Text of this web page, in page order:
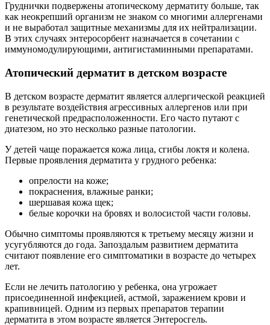
Груднички подвержены атопическому дерматиту больше, так
как неокрепший организм не знаком со многими аллергенами
и не выработал защитные механизмы для их нейтрализации.
В этих случаях энтеросорбент назначается в сочетании с
иммуномодулирующими, антигистаминными препаратами.
Атопический дерматит в детском возрасте
В детском возрасте дерматит является аллергической реакцией
в результате воздействия агрессивных аллергенов или при
генетической предрасположенности. Его часто путают с
диатезом, но это несколько разные патологии.
У детей чаще поражается кожа лица, сгибы локтя и колена.
Первые проявления дерматита у грудного ребенка:
опрелости на коже;
покраснения, влажные ранки;
шершавая кожа щек;
белые корочки на бровях и волосистой части головы.
Обычно симптомы проявляются к третьему месяцу жизни и
усугубляются до года. Запоздалым развитием дерматита
считают появление его симптоматики в возрасте до четырех
лет.
Если не лечить патологию у ребенка, она угрожает
присоединенной инфекцией, астмой, заражением крови и
крапивницей. Одним из первых препаратов терапии
дерматита в этом возрасте является Энтеросгель.